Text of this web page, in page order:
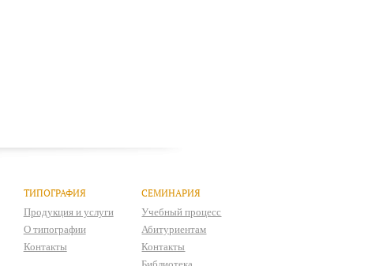
ТИПОГРАФИЯ
Продукция и услуги
О типографии
Контакты
СЕМИНАРИЯ
Учебный процесс
Абитуриентам
Контакты